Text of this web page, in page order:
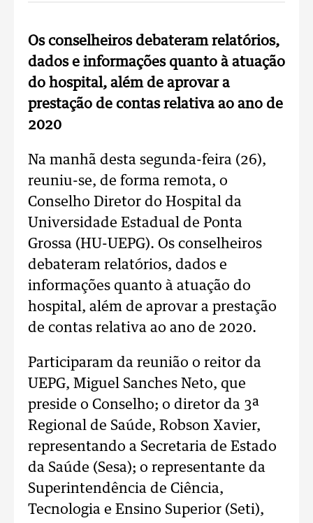
Os conselheiros debateram relatórios,
dados e informações quanto à atuação
do hospital, além de aprovar a
prestação de contas relativa ao ano de
2020
Na manhã desta segunda-feira (26),
reuniu-se, de forma remota, o
Conselho Diretor do Hospital da
Universidade Estadual de Ponta
Grossa (HU-UEPG). Os conselheiros
debateram relatórios, dados e
informações quanto à atuação do
hospital, além de aprovar a prestação
de contas relativa ao ano de 2020.
Participaram da reunião o reitor da
UEPG, Miguel Sanches Neto, que
preside o Conselho; o diretor da 3ª
Regional de Saúde, Robson Xavier,
representando a Secretaria de Estado
da Saúde (Sesa); o representante da
Superintendência de Ciência,
Tecnologia e Ensino Superior (Seti),